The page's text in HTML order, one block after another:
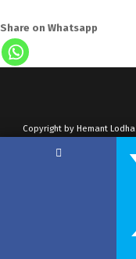
Share on Whatsapp
Copyright by Hemant Lodha